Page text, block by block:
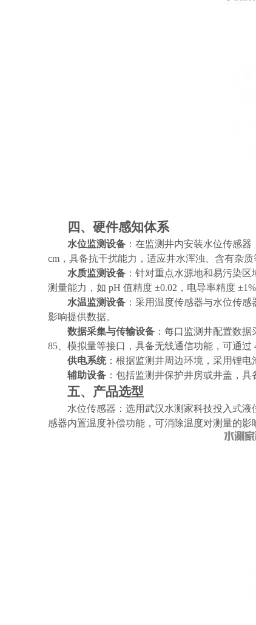
四、硬件感知体系
水位监测设备 ：在监测井内安装水位传感
cm，具备抗干扰能力，适应井水浑浊、含有杂质
水质监测设备 ：针对重点水源地和易污染
测量能力，如 pH 值精度 ±0.02，电导率精度
水温监测设备 ：采用温度传感器与水位传
影响提供数据。
数据采集与传输设备 ：每口监测井配置数
85、模拟量等接口，具备无线通信功能，可通
供电系统：根据监测井周边环境，采用锂电
辅助设备 ：包括监测井保护井房或井盖，
五、产品选型
水位传感器：选用武汉水测家科技投入式液
感器内置温度补偿功能，可消除温度对测量的影